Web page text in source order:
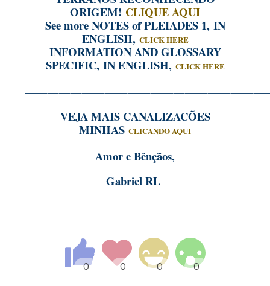
ORIGEM! CLIQUE AQUI
See more NOTES of PLEIADES 1, IN
ENGLISH, CLICK HERE
INFORMATION AND GLOSSARY
SPECIFIC, IN ENGLISH, CLICK HERE
VEJA MAIS CANALIZAÇÕES
MINHAS CLICANDO AQUI
Amor e Bênçãos,
Gabriel RL